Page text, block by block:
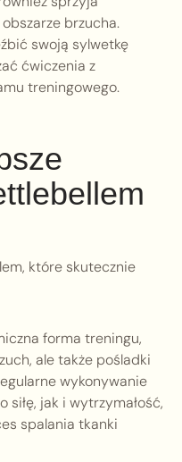
brzucha.
swoją sylwetkę
ćwiczenia z
treningowego.
które skutecznie
forma treningu,
ale także pośladki
wykonywanie
jak i wytrzymałość,
spalania tkanki